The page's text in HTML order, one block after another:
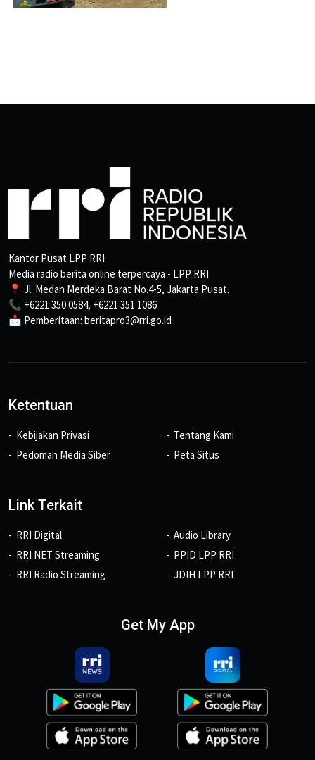
Kantor Pusat LPP RRI
Media radio berita online terpercaya - LPP RRI
📍 Jl. Medan Merdeka Barat No.4-5, Jakarta Pusat.
📞 +6221 350 0584, +6221 351 1086
📩 Pemberitaan: beritapro3@rri.go.id
Ketentuan
Kebijakan Privasi
Pedoman Media Siber
Tentang Kami
Peta Situs
Link Terkait
RRI Digital
RRI NET Streaming
RRI Radio Streaming
Audio Library
PPID LPP RRI
JDIH LPP RRI
Get My App